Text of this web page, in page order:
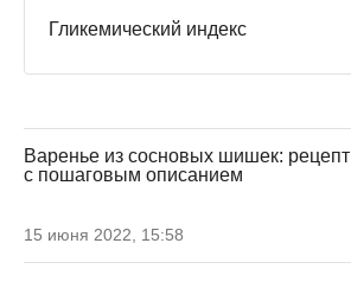
Гликемический индекс
Варенье из сосновых шишек: рецепт
с пошаговым описанием
15 июня 2022, 15:58